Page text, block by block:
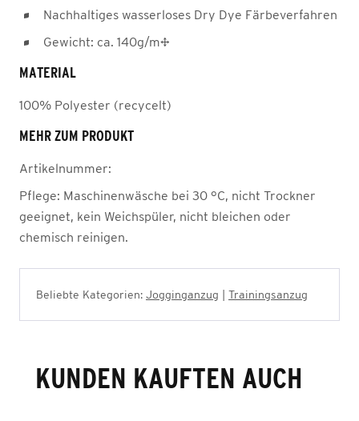
Nachhaltiges wasserloses Dry Dye Färbeverfahren
Gewicht: ca. 140g/m²
MATERIAL
100% Polyester (recycelt)
MEHR ZUM PRODUKT
Artikelnummer:
Pflege: Maschinenwäsche bei 30 °C, nicht Trockner
geeignet, kein Weichspüler, nicht bleichen oder
chemisch reinigen.
Beliebte Kategorien: Jogginganzug Trainingsanzug
KUNDEN KAUFTEN AUCH